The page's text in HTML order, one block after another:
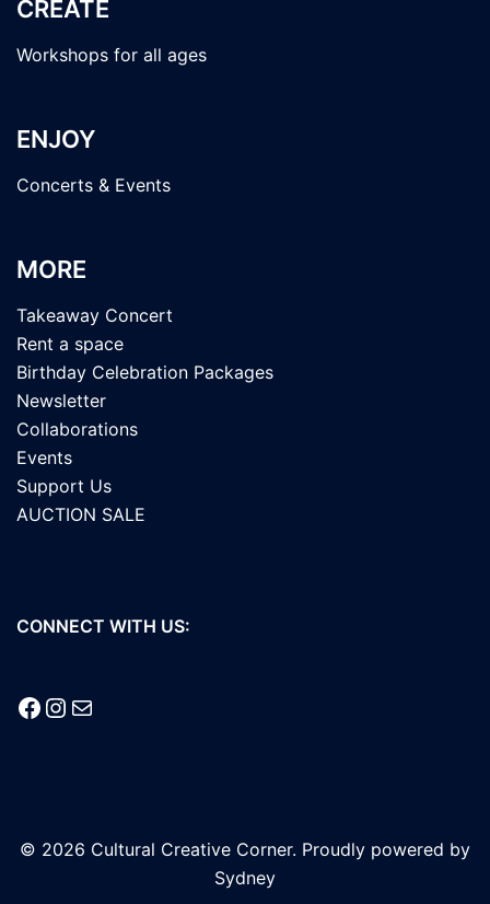
CREATE
Workshops for all ages
ENJOY
Concerts & Events
MORE
Takeaway Concert
Rent a space
Birthday Celebration Packages
Newsletter
Collaborations
Events
Support Us
AUCTION SALE
CONNECT WITH US:
Facebook
Instagram
Mail
© 2026 Cultural Creative Corner. Proudly powered by
Sydney